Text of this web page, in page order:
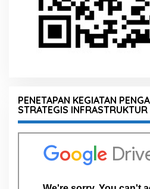
PENETAPAN KEGIATAN
STRATEGIS